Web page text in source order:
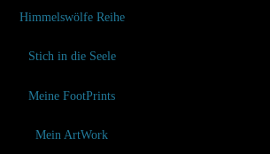
Himmelswölfe Reihe
Stich in die Seele
Meine FootPrints
Mein ArtWork